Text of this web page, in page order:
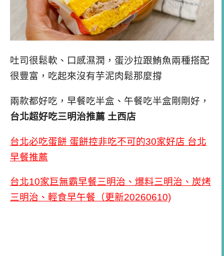
吐司很鬆軟、口感濕潤，蛋沙拉跟鮪魚兩種搭配
很豐富，吃起來沒有芋泥肉鬆那麼撐
兩款都好吃，早餐吃半盒、午餐吃半盒剛剛好，
台北超好吃三明治推薦 土西店
台北必吃蛋餅 蛋餅控非吃不可的30家好店 台北
早餐推薦
台北10家巨無霸早餐三明治、爆料三明治、炭烤
三明治、輕食早午餐（更新20260610)